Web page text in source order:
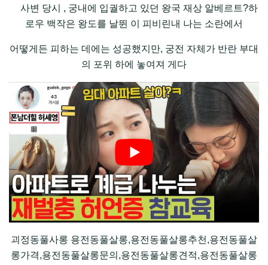
사변 당시 , 궁내에 입궐하고 있던 왕국 재상 알베르트?하
로우 백작은 왕도를 날뛴 이 피비린내 나는 소란에서
어떻게든 피하는 데에는 성공했지만, 궁전 자체가 반란 부대
의 포위 하에 놓여져 게다
괴정동풀사롱 용전동풀살롱,용전동풀살롱추천,용전동풀살
롱가격,용전동풀살롱문의,용전동풀살롱견적,용전동풀살롱